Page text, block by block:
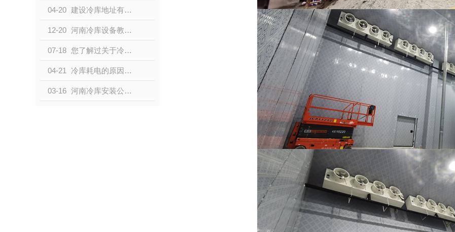
04-20 建设冷库地址有什么要求,冷库选址标准!
12-20 河南冷库设备教你怎么去除冷库异味？
07-18 您了解过关于冷库除霉的方法有哪些？
04-21 冷库耗电的原因是什么？浅谈如何降低冷库的电耗
03-16 河南冷库安装公司分享如何想要冷库省电又节能吗？